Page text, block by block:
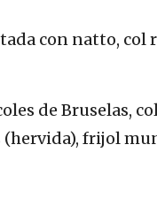
con natto, col
de Bruselas,
(hervida), frijol